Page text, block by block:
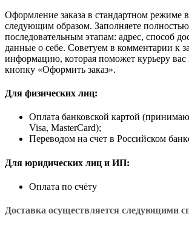
Оформление заказа в стандартном режиме
следующим образом. Заполняете
последовательным этапам: адрес, способ
данные о себе. Советуем в комментарии к
информацию, которая поможет курьеру
кнопку «Оформить заказ».
Для физических лиц:
Оплата банковской картой
Visa, MasterCard);
Переводом на счет в Российском
Для юридических лиц и ИП:
Оплата по счёту
Доставка осуществляется следующими